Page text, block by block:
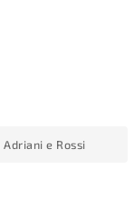
Adriani e Rossi